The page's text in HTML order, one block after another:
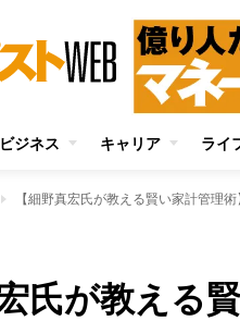
ビジネス キャリア ライ
【細野真宏氏が教える賢い家計管理
宏氏が教える